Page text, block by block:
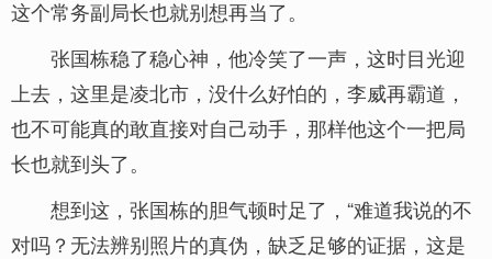
这个常务副局长也就别想再当了。
张国栋稳了稳心神，他冷笑了一声，这时目光迎
上去，这里是凌北市，没什么好怕的，李威再霸道，
也不可能真的敢直接对自己动手，那样他这个一把局
长也就到头了。
想到这，张国栋的胆气顿时足了，“难道我说的不
对吗？无法辨别照片的真伪，缺乏足够的证据，这是